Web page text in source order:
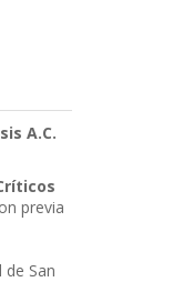
A.C.
previa
de San